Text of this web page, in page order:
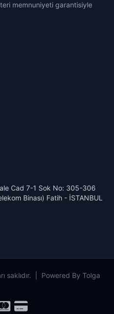
memnuniyeti garantisiyle
Cad 7-1 Sok No: 305-306
Binası) Fatih - İSTANBUL
saklıdır. | Powered By Tolga